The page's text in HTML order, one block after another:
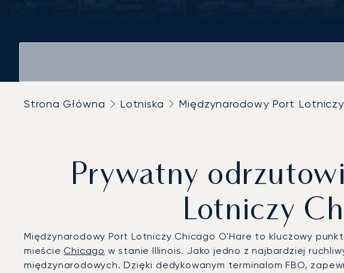
Strona Główna Lotniska Międzynarodowy Port
Prywatny
Lotniczy
Międzynarodowy Port Lotniczy Chicago O'Hare to kluczowy
mieścieChicago w stanie Illinois. Jako jedno z najbardziej
międzynarodowych. Dzięki dedykowanym terminalom FBO,